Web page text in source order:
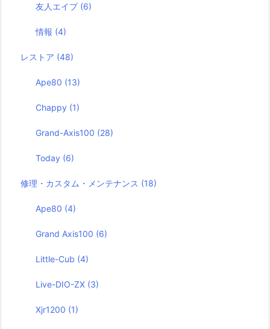
友人エイプ (6)
情報 (4)
レストア (48)
Ape80 (13)
Chappy (1)
Grand-Axis100 (28)
Today (6)
修理・カスタム・メンテナンス (18)
Ape80 (4)
Grand Axis100 (6)
Little-Cub (4)
Live-DIO-ZX (3)
Xjr1200 (1)